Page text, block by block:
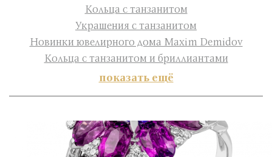
Кольца с танзанитом
Украшения с танзанитом
Новинки ювелирного дома Maxim Demidov
Кольца с танзанитом и бриллиантами
показать ещё